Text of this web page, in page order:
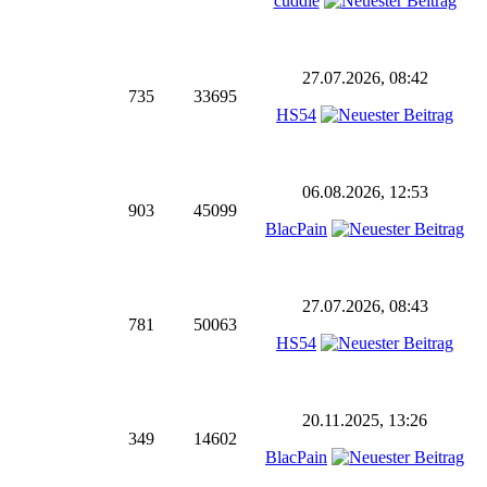
735 33695
27.07.2026, 08:42
HS54
903 45099
06.08.2026, 12:53
BlacPain
781 50063
27.07.2026, 08:43
HS54
349 14602
20.11.2025, 13:26
BlacPain